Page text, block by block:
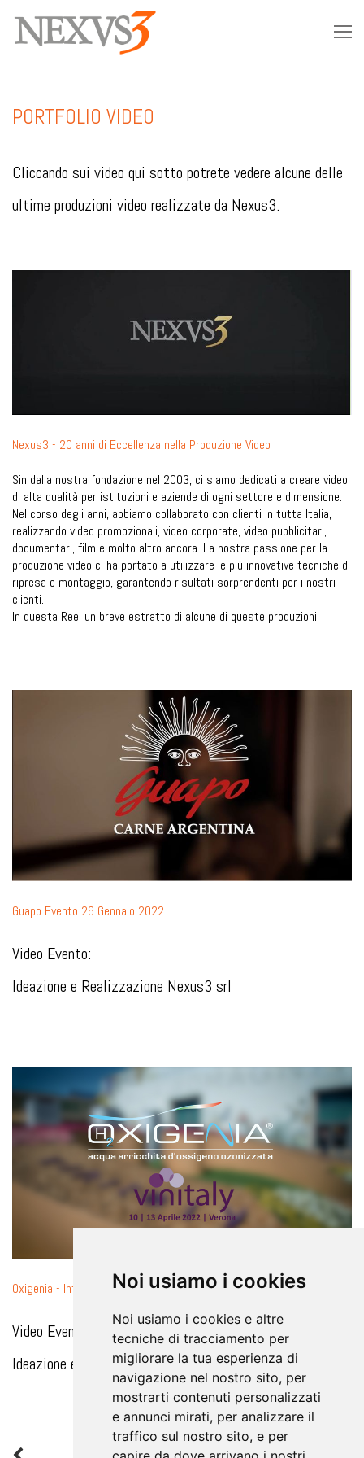
Noi usiamo i cookies
Noi usiamo i cookies e altre
tecniche di tracciamento per
migliorare la tua esperienza di
navigazione nel nostro sito, per
mostrarti contenuti personalizzati
e annunci mirati, per analizzare il
traffico sul nostro sito, e per
PORTFOLIO VIDEO
Cliccando sui video qui sotto potrete vedere alcune delle
ultime produzioni video realizzate da Nexus3.
Nexus3 - 20 anni di Eccellenza nella Produzione Video
Sin dalla nostra fondazione nel 2003, ci siamo dedicati a creare video
di alta qualità per istituzioni e aziende di ogni settore e dimensione.
Nel corso degli anni, abbiamo collaborato con clienti in tutta Italia,
realizzando video promozionali, video corporate, video pubblicitari,
documentari, film e molto altro ancora. La nostra passione per la
produzione video ci ha portato a utilizzare le più innovative tecniche di
ripresa e montaggio, garantendo risultati sorprendenti per i nostri
clienti.
In questa Reel un breve estratto di alcune di queste produzioni.
Guapo Evento 26 Gennaio 2022
Video Evento:
Ideazione e Realizzazione Nexus3 srl
Oxigenia - Intervista a Vinitaly 2022
Video Evento Fiera:
Ideazione e Realizzazione Nexus3 srl